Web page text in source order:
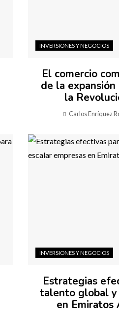
INVERSIONES Y NEGOCIOS
El comercio
de la
la
Carlos Enríquez
INVERSIONES Y NEGOCIOS
Estrategias
talento global y
en Emiratos